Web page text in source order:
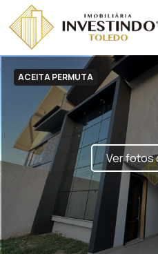
ACEITA PERMUTA
Ver fotos